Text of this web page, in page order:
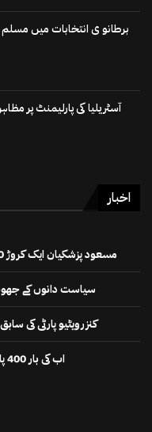
برطانو ی انتخابات میں مسلم
آسٹریلیا کی پارلیمنٹ پر
اخبار
مسعود پزشکیان ایک کروڑ 70 لاکھ ووٹ حاصل کرکے ایران کے صدر بن گئے
سیاست دانوں کے
کنزرویٹیو پارٹی کی
اب کی بار 400 پار ؛ مودی کانعرہ سرکیئر سٹارمر نے پورا کردکھایا